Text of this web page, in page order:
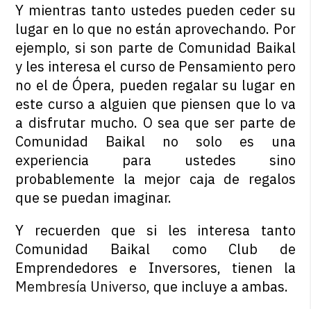
Y mientras tanto ustedes pueden ceder su
lugar en lo que no están aprovechando. Por
ejemplo, si son parte de Comunidad Baikal
y les interesa el curso de Pensamiento pero
no el de Ópera, pueden regalar su lugar en
este curso a alguien que piensen que lo va
a disfrutar mucho. O sea que ser parte de
Comunidad Baikal no solo es una
experiencia para ustedes sino
probablemente la mejor caja de regalos
que se puedan imaginar.
Y recuerden que si les interesa tanto
Comunidad Baikal como Club de
Emprendedores e Inversores, tienen la
Membresía Universo, que incluye a ambas.